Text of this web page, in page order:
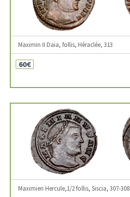
Maximin II Daia, follis, Héraclée, 313
60€
Maximien Hercule,1/2 follis, Siscia, 307-308